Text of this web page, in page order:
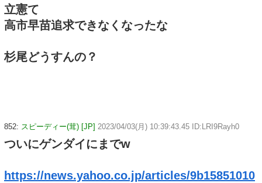
立憲て
高市早苗追求できなくなったな
杉尾どうすんの？
852: スピーディー(茸) [JP] 2023/04/03(月) 10:39:43.45 ID:LRI9Rayh0
ついにゲンダイにまでw
https://news.yahoo.co.jp/articles/9b15851010